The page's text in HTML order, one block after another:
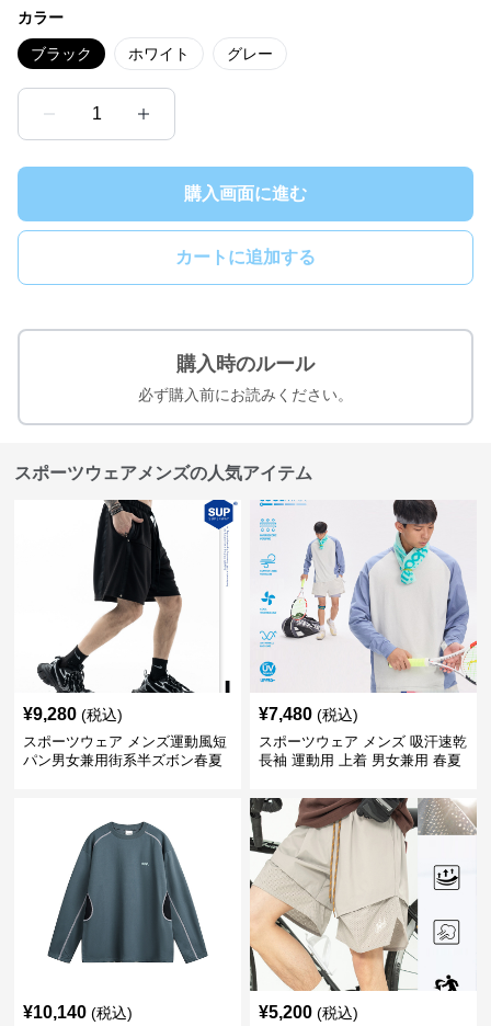
カラー
ブラック ホワイト グレー
1
購入画面に進む
カートに追加する
購入時のルール
必ず購入前にお読みください。
スポーツウェアメンズの人気アイテム
¥9,280 (税込)
スポーツウェア メンズ運動風短
パン男女兼用街系半ズボン春夏
¥7,480 (税込)
スポーツウェア メンズ 吸汗速乾
長袖 運動用 上着 男女兼用 春夏
¥10,140 (税込) ¥5,200 (税込)